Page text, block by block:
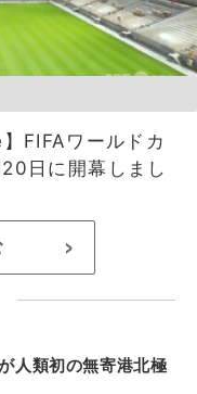
FIFAワールドカ
日に開幕しまし
>
人類初の無寄港北極